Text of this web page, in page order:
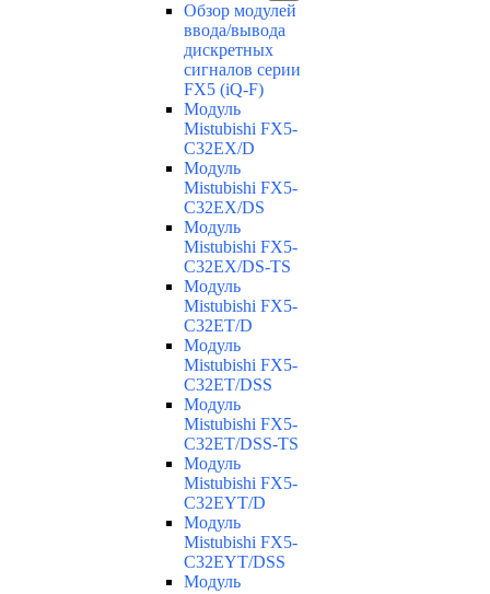
Обзор модулей
ввода/вывода
дискретных
сигналов серии
FX5 (iQ-F)
Модуль
Mistubishi FX5-
C32EX/D
Модуль
Mistubishi FX5-
C32EX/DS
Модуль
Mistubishi FX5-
C32EX/DS-TS
Модуль
Mistubishi FX5-
C32ET/D
Модуль
Mistubishi FX5-
C32ET/DSS
Модуль
Mistubishi FX5-
C32ET/DSS-TS
Модуль
Mistubishi FX5-
C32EYT/D
Модуль
Mistubishi FX5-
C32EYT/DSS
Модуль